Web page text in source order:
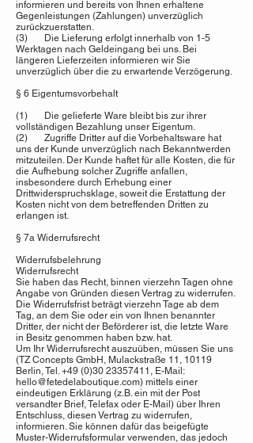
informieren und bereits von Ihnen erhaltene
Gegenleistungen (Zahlungen) unverzüglich
zurückzuerstatten.
(3) Die Lieferung erfolgt innerhalb von 1-5
Werktagen nach Geldeingang bei uns. Bei
längeren Lieferzeiten informieren wir Sie
unverzüglich über die zu erwartende Verzögerung.
§ 6 Eigentumsvorbehalt
(1) Die gelieferte Ware bleibt bis zur ihrer
vollständigen Bezahlung unser Eigentum.
(2) Zugriffe Dritter auf die Vorbehaltsware hat
uns der Kunde unverzüglich nach Bekanntwerden
mitzuteilen. Der Kunde haftet für alle Kosten, die für
die Aufhebung solcher Zugriffe anfallen,
insbesondere durch Erhebung einer
Drittwiderspruchsklage, soweit die Erstattung der
Kosten nicht von dem betreffenden Dritten zu
erlangen ist.
§ 7a Widerrufsrecht
Widerrufsbelehrung
Widerrufsrecht
Sie haben das Recht, binnen vierzehn Tagen ohne
Angabe von Gründen diesen Vertrag zu widerrufen.
Die Widerrufsfrist beträgt vierzehn Tage ab dem
Tag, an dem Sie oder ein von Ihnen benannter
Dritter, der nicht der Beförderer ist, die letzte Ware
in Besitz genommen haben bzw. hat.
Um Ihr Widerrufsrecht auszuüben, müssen Sie uns
(TZ Concepts GmbH, Mulackstraße 11, 10119
Berlin, Tel.+49 (0)30 23357411 , E-Mail:
hello@fetedelaboutique.com) mittels einer
eindeutigen Erklärung (z.B. ein mit der Post
versandter Brief, Telefax oder E-Mail) über Ihren
Entschluss, diesen Vertrag zu widerrufen,
informieren. Sie können dafür das beigefügte
Muster-Widerrufsformular verwenden, das jedoch